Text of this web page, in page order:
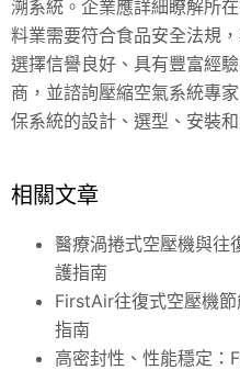
溯系統。企業應詳細瞭解所
料業需要符合食品安全法規
選擇信譽良好、具有豐富經
商，並諮詢壓縮空氣系統專
保系統的設計、選型、安裝
相關文章
醫療渦捲式空壓機與往
護指南
FirstAir往復式空壓機
指南
高密封性、性能穩定：